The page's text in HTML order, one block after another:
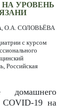
НА УРОВЕНЬ
О.А. СОЛОВЬЁВА
с курсом
Российская
домашнего
COVID-19 на